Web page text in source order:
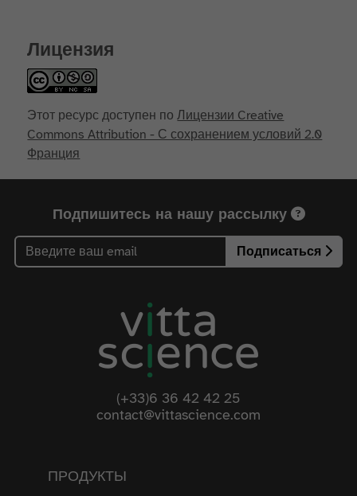
Лицензия
Этот ресурс доступен поЛицензии Creative
Commons Attribution - С сохранением условий 2.0
Франция
Подпишитесь на нашу рассылку
Подписаться
(+33)6 36 42 42 25
contact@vittascience.com
ПРОДУКТЫ